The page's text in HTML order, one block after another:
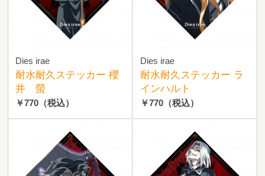
Dies irae
耐水耐久ステッカー 櫻
井 螢
￥770 （税込）
Dies irae
耐水耐久ステッカー ラ
インハルト
￥770（税込）